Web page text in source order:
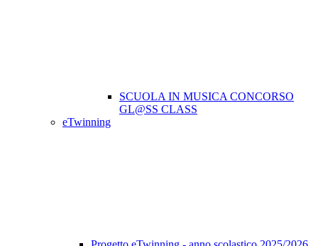
SCUOLA IN MUSICA CONCORSO
GL@SS CLASS
eTwinning